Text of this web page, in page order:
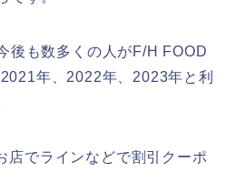
後も数多くの人がF/H FOOD
年、2022年、2023年と利
店でラインなどで割引クーポ